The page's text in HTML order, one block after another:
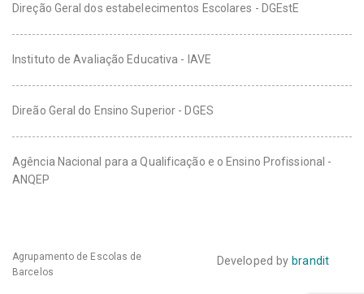
Direção Geral dos estabelecimentos Escolares - DGEstE
Instituto de Avaliação Educativa - IAVE
Direão Geral do Ensino Superior - DGES
Agência Nacional para a Qualificação e o Ensino Profissional -
ANQEP
Agrupamento de Escolas de
Barcelos
Developed by brandit